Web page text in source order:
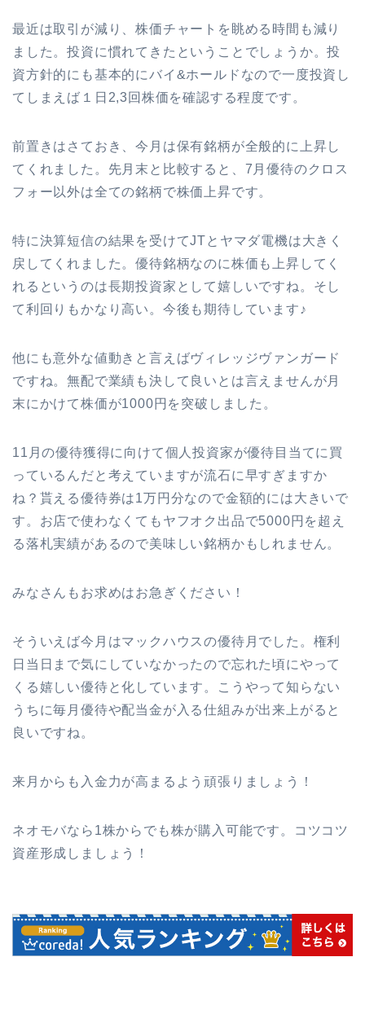
最近は取引が減り、株価チャートを眺める時間も減り
ました。投資に慣れてきたということでしょうか。投
資方針的にも基本的にバイ&ホールドなので一度投資し
てしまえば１日2,3回株価を確認する程度です。
前置きはさておき、今月は保有銘柄が全般的に上昇し
てくれました。先月末と比較すると、7月優待のクロス
フォー以外は全ての銘柄で株価上昇です。
特に決算短信の結果を受けてJTとヤマダ電機は大きく
戻してくれました。優待銘柄なのに株価も上昇してく
れるというのは長期投資家として嬉しいですね。そし
て利回りもかなり高い。今後も期待しています♪
他にも意外な値動きと言えばヴィレッジヴァンガード
ですね。無配で業績も決して良いとは言えませんが月
末にかけて株価が1000円を突破しました。
11月の優待獲得に向けて個人投資家が優待目当てに買
っているんだと考えていますが流石に早すぎますか
ね？貰える優待券は1万円分なので金額的には大きいで
す。お店で使わなくてもヤフオク出品で5000円を超え
る落札実績があるので美味しい銘柄かもしれません。
みなさんもお求めはお急ぎください！
そういえば今月はマックハウスの優待月でした。権利
日当日まで気にしていなかったので忘れた頃にやって
くる嬉しい優待と化しています。こうやって知らない
うちに毎月優待や配当金が入る仕組みが出来上がると
良いですね。
来月からも入金力が高まるよう頑張りましょう！
ネオモバなら1株からでも株が購入可能です。コツコツ
資産形成しましょう！